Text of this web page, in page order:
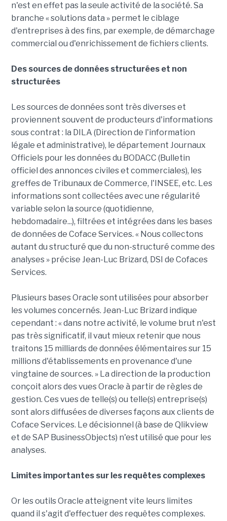
n'est en effet pas la seule activité de la société. Sa
branche « solutions data » permet le ciblage
d'entreprises à des fins, par exemple, de démarchage
commercial ou d'enrichissement de fichiers clients.
Des sources de données structurées et non
structurées
Les sources de données sont très diverses et
proviennent souvent de producteurs d'informations
sous contrat : la DILA (Direction de l'information
légale et administrative), le département Journaux
Officiels pour les données du BODACC (Bulletin
officiel des annonces civiles et commerciales), les
greffes de Tribunaux de Commerce, l'INSEE, etc. Les
informations sont collectées avec une régularité
variable selon la source (quotidienne,
hebdomadaire...), filtrées et intégrées dans les bases
de données de Coface Services. « Nous collectons
autant du structuré que du non-structuré comme des
analyses » précise Jean-Luc Brizard, DSI de Cofaces
Services.
Plusieurs bases Oracle sont utilisées pour absorber
les volumes concernés. Jean-Luc Brizard indique
cependant : « dans notre activité, le volume brut n'est
pas très significatif, il vaut mieux retenir que nous
traitons 15 milliards de données élémentaires sur 15
millions d'établissements en provenance d'une
vingtaine de sources. » La direction de la production
conçoit alors des vues Oracle à partir de règles de
gestion. Ces vues de telle(s) ou telle(s) entreprise(s)
sont alors diffusées de diverses façons aux clients de
Coface Services. Le décisionnel (à base de Qlikview
et de SAP BusinessObjects) n'est utilisé que pour les
analyses.
Limites importantes sur les requêtes complexes
Or les outils Oracle atteignent vite leurs limites
quand il s'agit d'effectuer des requêtes complexes.